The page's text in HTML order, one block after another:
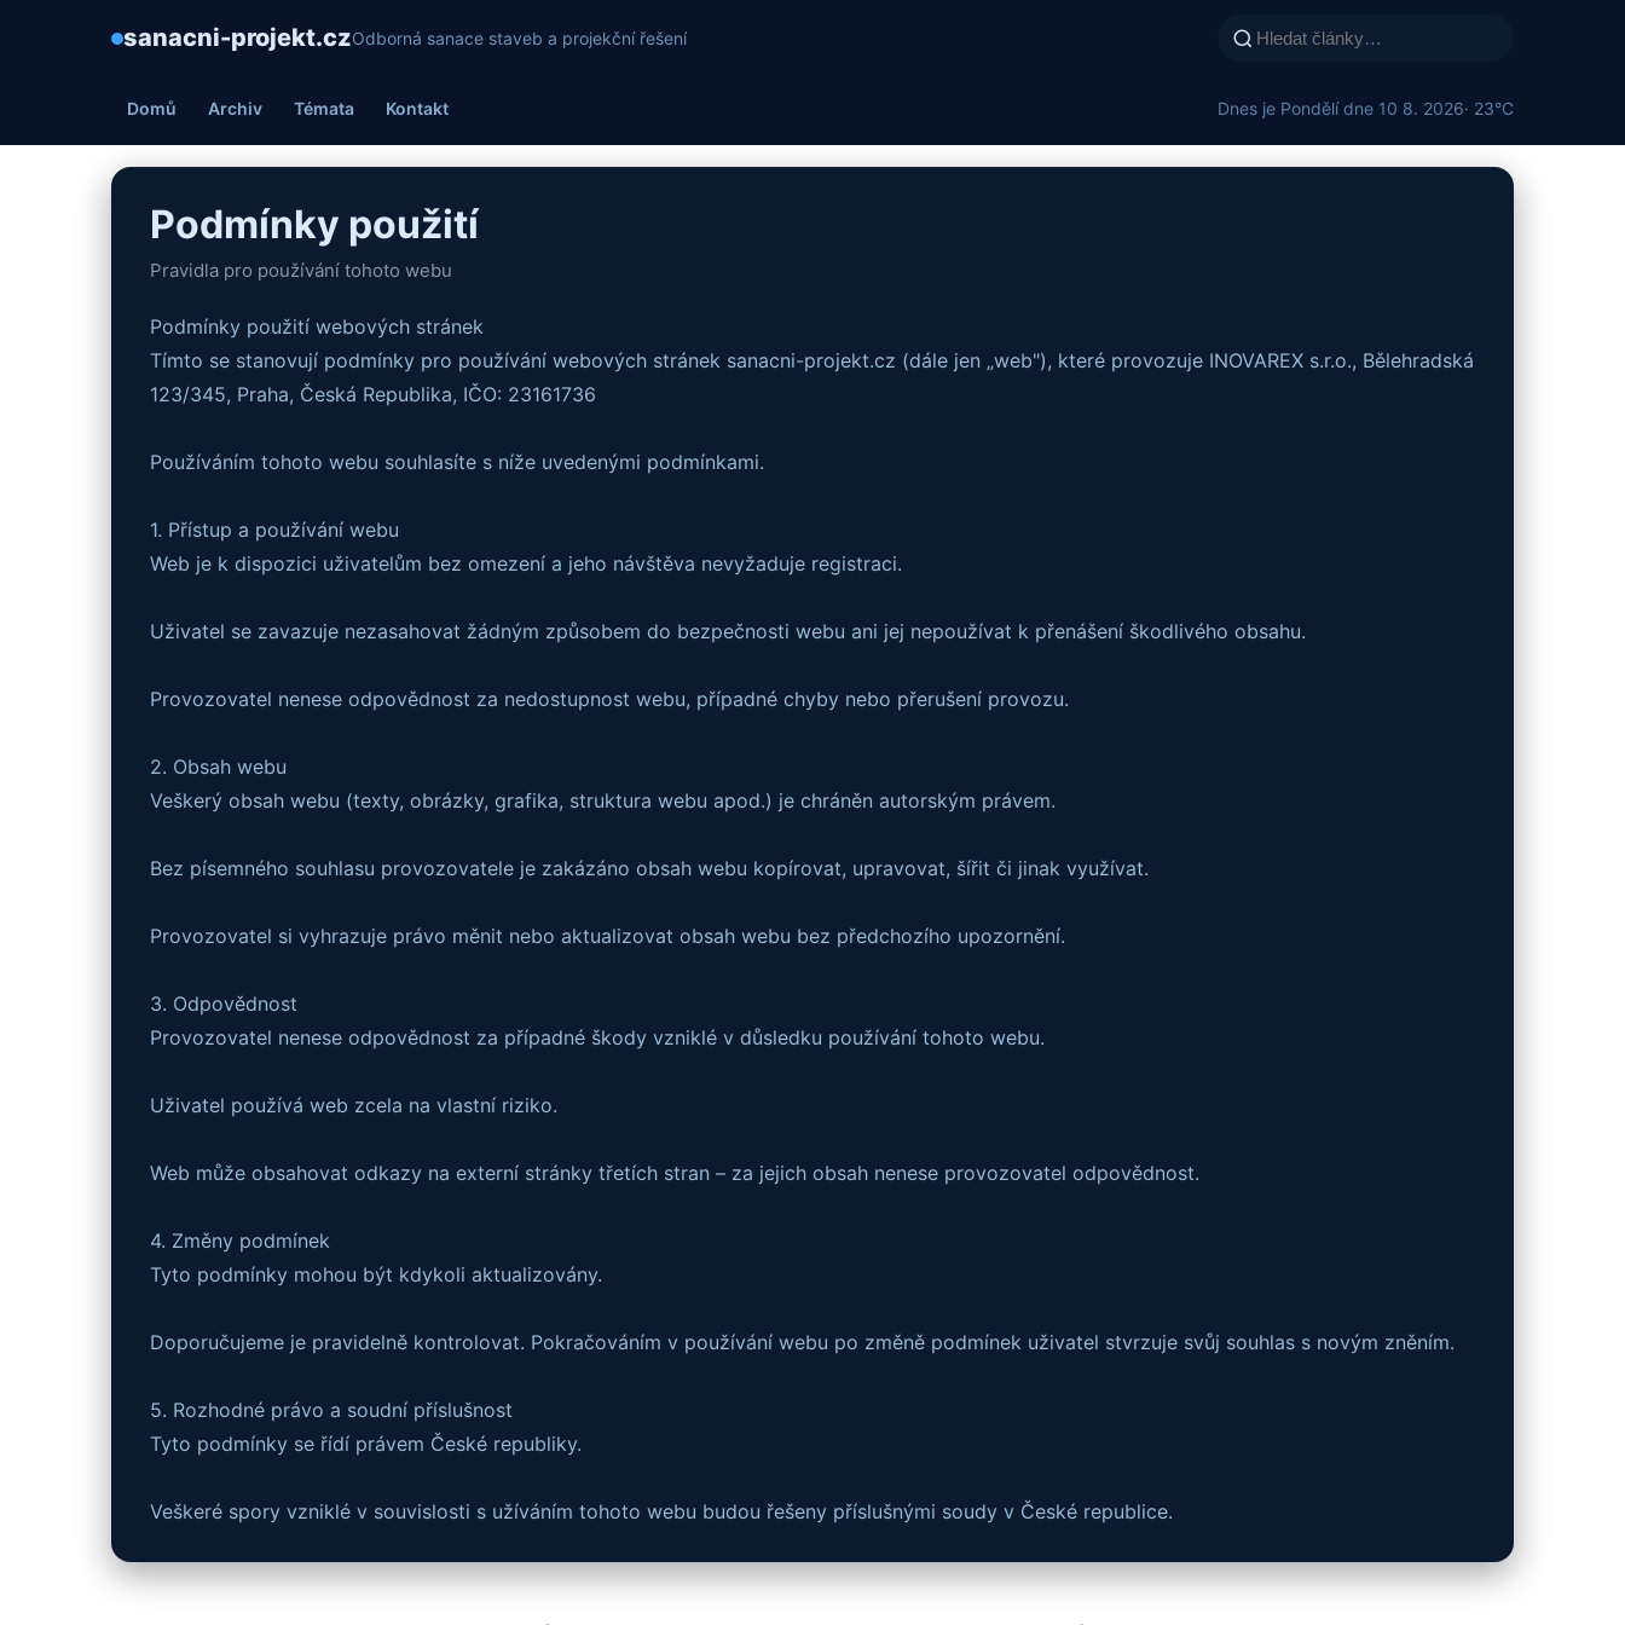
sanacni-projekt.czOdborná sanace staveb a projekční řešení
Domů Archiv Témata Kontakt Dnes je Pondělí dne 10 8. 2026· 23°C
Podmínky použití
Pravidla pro používání tohoto webu
Podmínky použití webových stránek
Tímto se stanovují podmínky pro používání webových stránek sanacni-projekt.cz (dále jen „web"), které provozuje INOVAREX s.r.o., Bělehradská
123/345, Praha, Česká Republika, IČO: 23161736
Používáním tohoto webu souhlasíte s níže uvedenými podmínkami.
1. Přístup a používání webu
Web je k dispozici uživatelům bez omezení a jeho návštěva nevyžaduje registraci.
Uživatel se zavazuje nezasahovat žádným způsobem do bezpečnosti webu ani jej nepoužívat k přenášení škodlivého obsahu.
Provozovatel nenese odpovědnost za nedostupnost webu, případné chyby nebo přerušení provozu.
2. Obsah webu
Veškerý obsah webu (texty, obrázky, grafika, struktura webu apod.) je chráněn autorským právem.
Bez písemného souhlasu provozovatele je zakázáno obsah webu kopírovat, upravovat, šířit či jinak využívat.
Provozovatel si vyhrazuje právo měnit nebo aktualizovat obsah webu bez předchozího upozornění.
3. Odpovědnost
Provozovatel nenese odpovědnost za případné škody vzniklé v důsledku používání tohoto webu.
Uživatel používá web zcela na vlastní riziko.
Web může obsahovat odkazy na externí stránky třetích stran – za jejich obsah nenese provozovatel odpovědnost.
4. Změny podmínek
Tyto podmínky mohou být kdykoli aktualizovány.
Doporučujeme je pravidelně kontrolovat. Pokračováním v používání webu po změně podmínek uživatel stvrzuje svůj souhlas s novým zněním.
5. Rozhodné právo a soudní příslušnost
Tyto podmínky se řídí právem České republiky.
Veškeré spory vzniklé v souvislosti s užíváním tohoto webu budou řešeny příslušnými soudy v České republice.